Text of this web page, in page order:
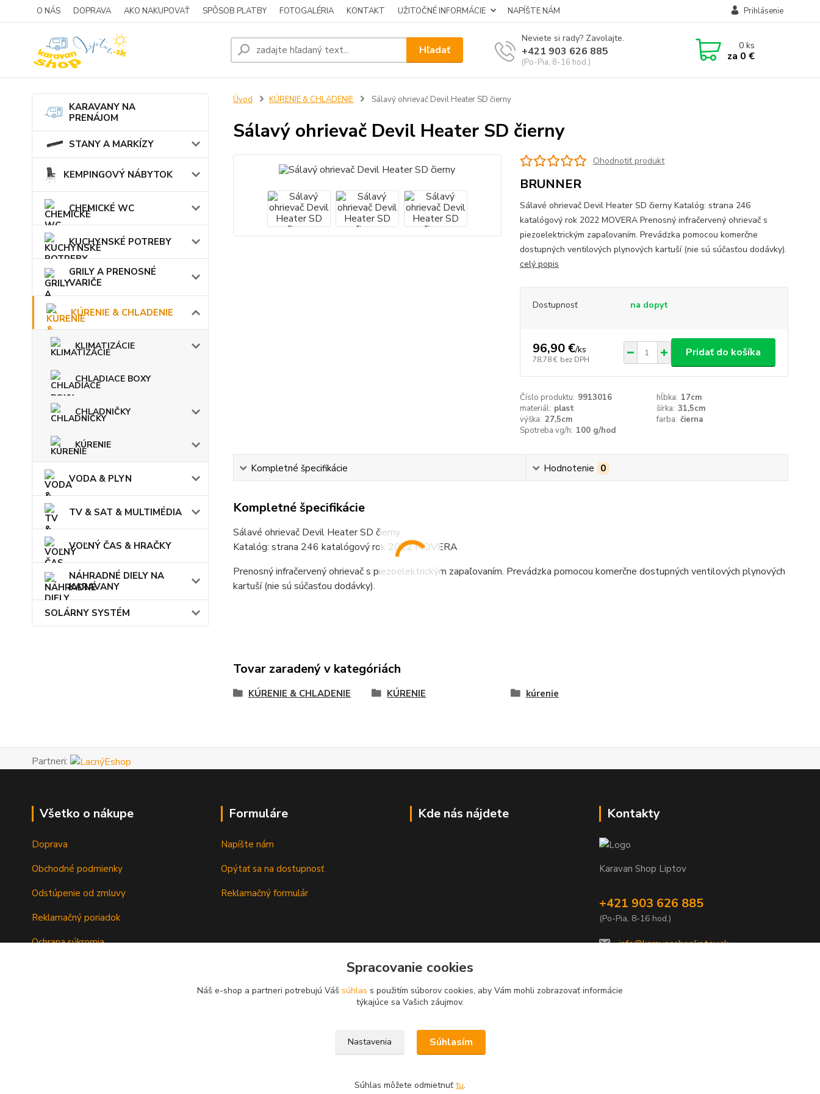
O NÁS DOPRAVA AKO NAKUPOVAŤ SPÔSOB PLATBY FOTOGALÉRIA KONTAKT UŽITOČNÉ INFORMÁCIE NAPÍŠTE NÁM Prihlásenie
Hľadať
Neviete si rady? Zavolajte.
+421 903 626 885
(Po-Pia, 8-16 hod.)
0ks
za 0 €
KARAVANY NA
PRENÁJOM
STANY A MARKÍZY
KEMPINGOVÝ NÁBYTOK
CHEMICKÉ WC
KUCHYNSKÉ POTREBY
GRILY A PRENOSNÉ
VARIČE
KÚRENIE & CHLADENIE
KLIMATIZÁCIE
CHLADIACE BOXY
CHLADNIČKY
KÚRENIE
VODA & PLYN
TV & SAT & MULTIMÉDIA
VOĽNÝ ČAS & HRAČKY
NÁHRADNÉ DIELY NA
KARAVANY
SOLÁRNY SYSTÉM
Úvod KÚRENIE & CHLADENIE Sálavý ohrievač Devil Heater SD čierny
Sálavý ohrievač Devil Heater SD čierny
Ohodnotiť produkt
BRUNNER
Sálavé ohrievač Devil Heater SD čierny Katalóg: strana 246
katalógový rok 2022 MOVERA Prenosný infračervený ohrievač s
piezoelektrickým zapaľovaním. Prevádzka pomocou komerčne
dostupných ventilových plynových kartuší (nie sú súčasťou dodávky).
celý popis
Dostupnosť na dopyt
96,90 €/ks
78,78 € bez DPH
Pridať do košíka
Číslo produktu: 9913016 hĺbka: 17cm
materiál: plast šírka: 31,5cm
výška: 27,5cm farba: čierna
Spotreba vg/h: 100 g/hod
Kompletné špecifikácie Hodnotenie 0
Kompletné špecifikácie
Sálavé ohrievač Devil Heater SD čierny
Katalóg: strana 246 katalógový rok 2022 MOVERA
Prenosný infračervený ohrievač s piezoelektrickým zapaľovaním. Prevádzka pomocou komerčne dostupných ventilových plynových
kartuší (nie sú súčasťou dodávky).
Tovar zaradený v kategóriách
KÚRENIE & CHLADENIE KÚRENIE kúrenie
Partneri:
Všetko o nákupe
Doprava
Obchodné podmienky
Odstúpenie od zmluvy
Reklamačný poriadok
Ochrana súkromia
Formuláre
Napíšte nám
Opýtať sa na dostupnosť
Reklamačný formulár
Kde nás nájdete Kontakty
Karavan Shop Liptov
+421 903 626 885
(Po-Pia, 8-16 hod.)
info@karavanshopliptov.sk
Spracovanie cookies
Náš e-shop a partneri potrebujú Váš súhlas s použitím súborov cookies, aby Vám mohli zobrazovať informácie
týkajúce sa Vašich záujmov.
Nastavenia Súhlasím
Súhlas môžete odmietnuť tu.